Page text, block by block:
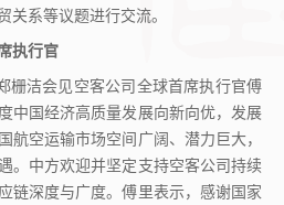
系等议题进行交流。
执行官
栅洁会见空客公司全球首席执行官傅
中国经济高质量发展向新向优，发展
航空运输市场空间广阔、潜力巨大，
。中方欢迎并坚定支持空客公司持续
链深度与广度。傅里表示，感谢国家